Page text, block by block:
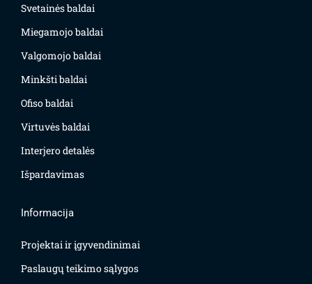
Svetainės baldai
Miegamojo baldai
Valgomojo baldai
Minkšti baldai
Ofiso baldai
Virtuvės baldai
Interjero detalės
Išpardavimas
Informacija
Projektai ir įgyvendinimai
Paslaugų teikimo sąlygos